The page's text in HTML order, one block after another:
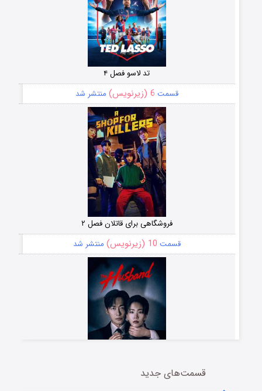
تد لاسو فصل ۴
قسمت 6 (زیرنویس) منتشر شد
فروشگاهی برای قاتلان فصل ۲
قسمت 10 (زیرنویس) منتشر شد
قسمت‌های جدید